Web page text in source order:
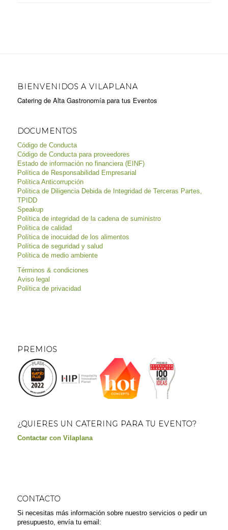
BIENVENIDOS A VILAPLANA
Catering de Alta Gastronomía para tus Eventos
DOCUMENTOS
Código de Conducta
Código de Conducta para proveedores
Estado de información no financiera (EINF)
Política de Responsabilidad Empresarial
Política Anticorrupción
Política de Diligencia Debida de Integridad de Terceras Partes,
TPIDD
Speakup
Política de integridad de la cadena de suministro
Política de calidad
Política de inocuidad de los alimentos
Política de seguridad y salud
Política de medio ambiente
Términos & condiciones
Aviso legal
Política de privacidad
PREMIOS
¿QUIERES UN CATERING PARA TU EVENTO?
Contactar con Vilaplana
CONTACTO
Si necesitas más información sobre nuestro servicios o pedir un
presupuesto, envía tu email: